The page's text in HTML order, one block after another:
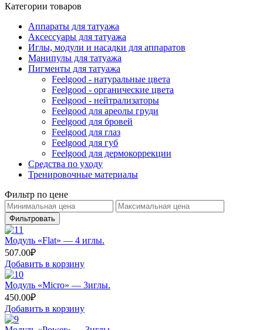
Категории товаров
Аппараты для татуажа
Аксессуары для татуажа
Иглы, модули и насадки для аппаратов
Манипулы для татуажа
Пигменты для татуажа
Feelgood - натуральные цвета
Feelgood - органические цвета
Feelgood - нейтрализаторы
Feelgood для ареолы груди
Feelgood для бровей
Feelgood для глаз
Feelgood для губ
Feelgood для дермокоррекции
Средства по уходу
Тренировочные материалы
Фильтр по цене
Фильтровать
Модуль «Flat» — 4 иглы.
507.00₽
Добавить в корзину
Модуль «Micro» — 3иглы.
450.00₽
Добавить в корзину